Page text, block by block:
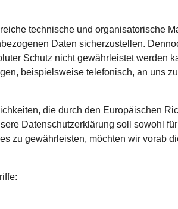
technische und organisatorische
Daten sicherzustellen.
Schutz nicht gewährleistet werden
beispielsweise telefonisch, an uns
die durch den Europäischen
Datenschutzerklärung soll sowohl
zu gewährleisten, möchten wir vorab